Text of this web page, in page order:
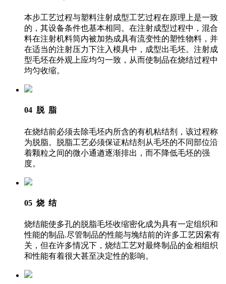
本步工艺过程与塑料注射成型工艺过程在原理上是一致
的，其设备条件也基本相同。在注射成型过程中，混合
料在注射机料筒内被加热成具有流变性的塑性物料，并
在适当的注射压力下注入模具中，成型出毛坯。注射成
型毛坯在外观上应均匀一致，从而使制品在烧结过程中
均匀收缩。
04 脱 脂
在烧结前必须去除毛坯内所含的有机粘结剂，该过程称
为脱脂。脱脂工艺必须保证粘结剂从毛坯的不同部位沿
着颗粒之间的微小通遒逐渐排出，而不降低毛坯的强
度。
05 烧 结
烧结能使多孔的脱脂毛坯收缩密化成为具有一定组织和
性能的制品.尽管制品的性能与堍结前的许多工艺因索有
关，但在许多情况下，烧结工艺对最终制品的金相组织
和性能有着很大甚至决定性的影响。